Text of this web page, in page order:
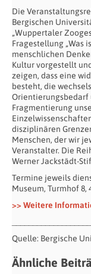
Die
Bergischen
„Wuppertaler
Fragestellung „Was
menschlichen
Kultur vorgestellt
zeigen, dass eine
besteht, die
Orientierungsbedarf
Fragmentierung
disziplinären
Menschen, der wir
Veranstalter. Die
Werner Jackstädt-
Termine jeweils
Museum, Turmhof 8,
>> Weitere
Quelle: Bergische
Ähnliche